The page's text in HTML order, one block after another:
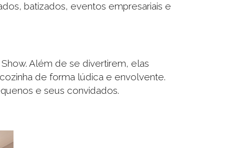
batizados, eventos empresariais e
Além de se divertirem, elas
de forma lúdica e envolvente.
e seus convidados.